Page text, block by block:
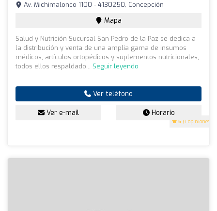
5 (1 opiniones)
Av. Michimalonco 1100 - 4130250, Concepción
Mapa
Salud y Nutrición Sucursal San Pedro de la Paz se dedica a
la distribución y venta de una amplia gama de insumos
médicos, artículos ortopédicos y suplementos nutricionales,
todos ellos respaldado... Seguir leyendo
Ver teléfono
Ver e-mail Horario